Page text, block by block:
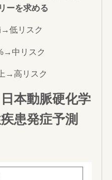
ーを求める
低リスク
中リスク
→高リスク
本動脈硬化学
患発症予測